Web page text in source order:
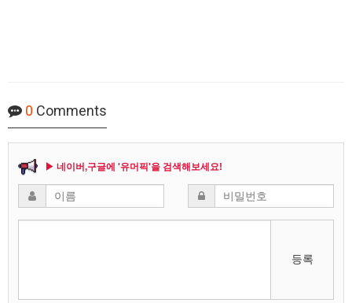
0 Comments
▶ 네이버,구글에 '유머픽'을 검색해보세요!
등록